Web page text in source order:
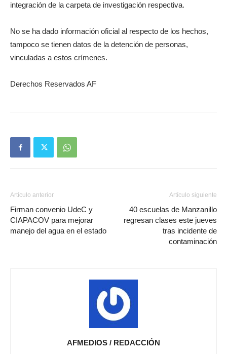
integración de la carpeta de investigación respectiva.
No se ha dado información oficial al respecto de los hechos,
tampoco se tienen datos de la detención de personas,
vinculadas a estos crímenes.
Derechos Reservados AF
Artículo anterior
Firman convenio UdeC y
CIAPACOV para mejorar
manejo del agua en el estado
Artículo siguiente
40 escuelas de Manzanillo
regresan clases este jueves
tras incidente de
contaminación
AFMEDIOS / REDACCIÓN